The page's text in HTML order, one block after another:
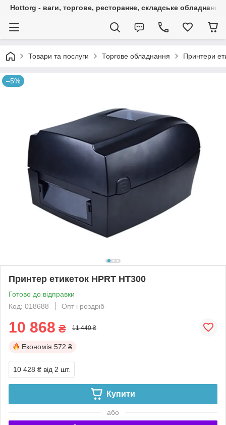
Hottorg - ваги, торгове, ресторанне, складське обладнання
Товари та послуги Торгове обладнання Принтери
–5%
Принтер етикеток HPRT HT300
Готово до відправки
Код: 018688
Опт і роздріб
10 868 ₴ 11 440 ₴
Економія 572 ₴
10 428 ₴ від 2 шт.
Купити
або